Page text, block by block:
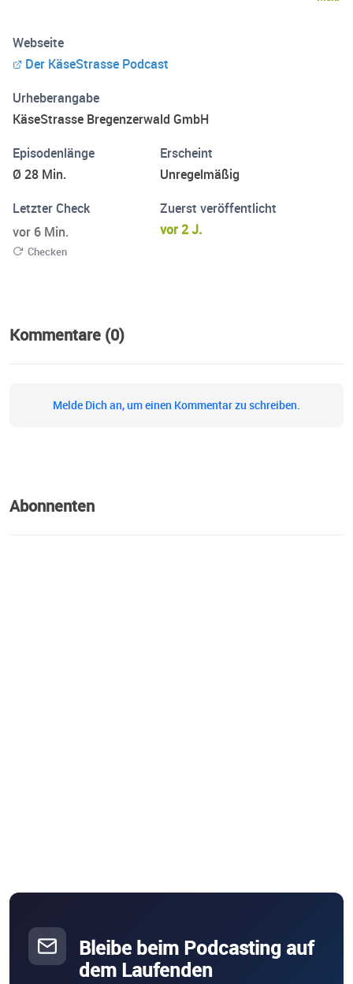
Sennerei sowie nach Lingenau ins Käsekeller-Foyer. Zum
Abschluss werfen wir einen Blick in die Zukunft der
Webseite
Der KäseStrasse Podcast
Urheberangabe
KäseStrasse Bregenzerwald GmbH
Episodenlänge
Ø 28 Min.
Erscheint
Unregelmäßig
Letzter Check
vor 6 Min.
Checken
Zuerst veröffentlicht
vor 2 J.
Kommentare (0)
Melde Dich an, um einen Kommentar zu schreiben.
Abonnenten
Bleibe beim Podcasting auf
dem Laufenden